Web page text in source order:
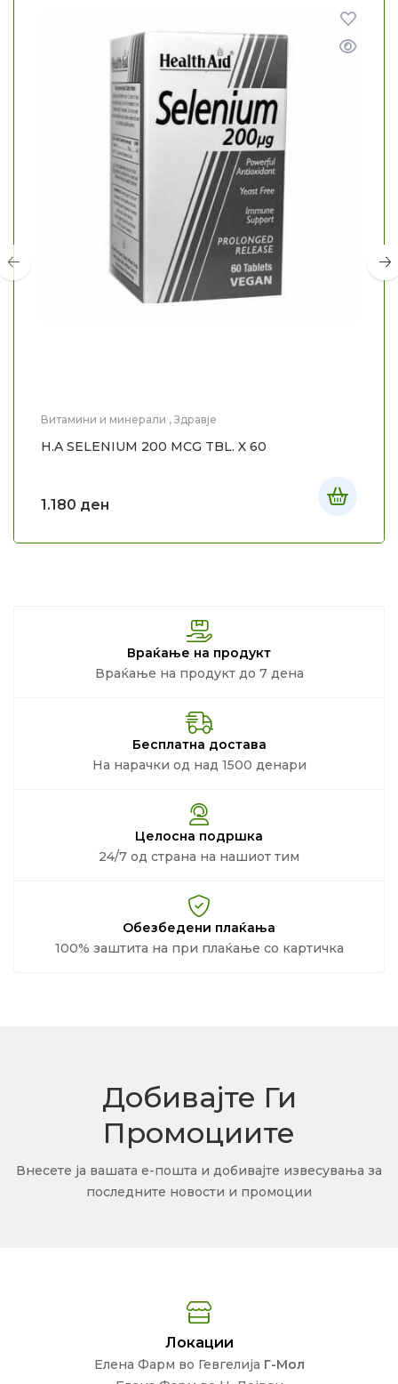
Витамини и минерали , Здравје
H.A SELENIUM 200 MCG TBL. X 60
1.180 ден
Враќање на продукт
Враќање на продукт до 7 дена
Бесплатна достава
На нарачки од над 1500 денари
Целосна подршка
24/7 од страна на нашиот тим
Обезбедени плаќања
100% заштита на при плаќање со картичка
Добивајте Ги
Промоциите
Внесете ја вашата е-пошта и добивајте извесувања за
последните новости и промоции
Локации
Елена Фарм во Гевгелија Г-Мол